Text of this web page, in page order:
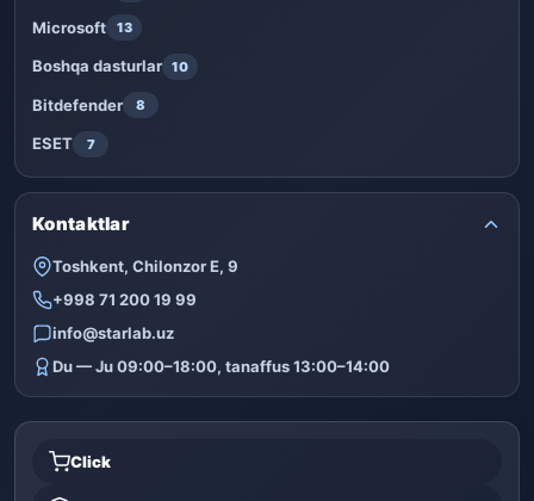
Microsoft 13
Boshqa dasturlar 10
Bitdefender 8
ESET 7
Kontaktlar
Toshkent, Chilonzor E, 9
+998 71 200 19 99
info@starlab.uz
Du — Ju 09:00–18:00, tanaffus 13:00–14:00
Click